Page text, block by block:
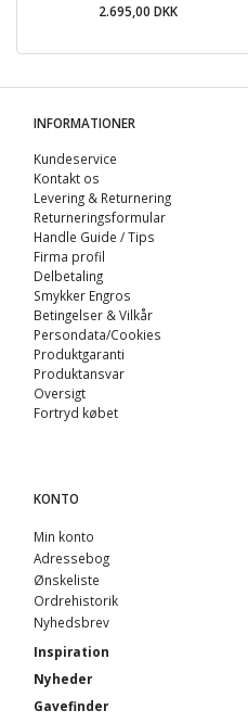
2.695,00 DKK
INFORMATIONER
Kundeservice
Kontakt os
Levering & Returnering
Returneringsformular
Handle Guide / Tips
Firma profil
Delbetaling
Smykker Engros
Betingelser & Vilkår
Persondata/Cookies
Produktgaranti
Produktansvar
Oversigt
Fortryd købet
KONTO
Min konto
Adressebog
Ønskeliste
Ordrehistorik
Nyhedsbrev
Inspiration
Nyheder
Gavefinder